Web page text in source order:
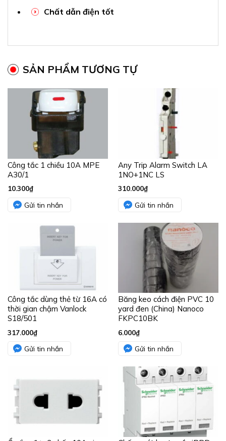
Chất dẫn điện tốt
SẢN PHẨM TƯƠNG TỰ
Công tắc 1 chiều 10A MPE
A30/1
10.300₫
Gửi tin nhắn
Any Trip Alarm Switch LA
1NO+1NC LS
310.000₫
Gửi tin nhắn
Công tắc dùng thẻ từ 16A có
thời gian chậm Vanlock
S18/501
317.000₫
Gửi tin nhắn
Băng keo cách điện PVC 10
yard đen (China) Nanoco
FKPC10BK
6.000₫
Gửi tin nhắn